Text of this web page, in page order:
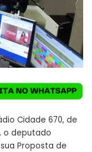
Cidade 670, de
o deputado
Proposta de